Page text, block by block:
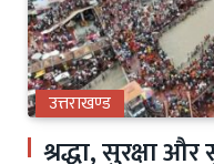
उत्तराखण्ड
श्रद्धा, सुरक्षा